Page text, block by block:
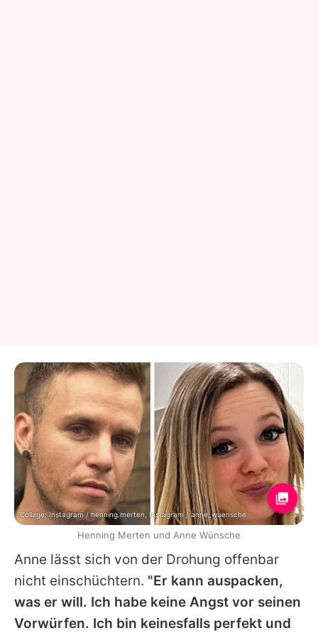
Anne lässt sich von der Drohung offenbar
nicht einschüchtern. "Er kann auspacken,
was er will. Ich habe keine Angst vor seinen
Vorwürfen. Ich bin keinesfalls perfekt und
Collage: Instagram / henning.merten, Instagram / anne_wuensche
Henning Merten und Anne Wünsche